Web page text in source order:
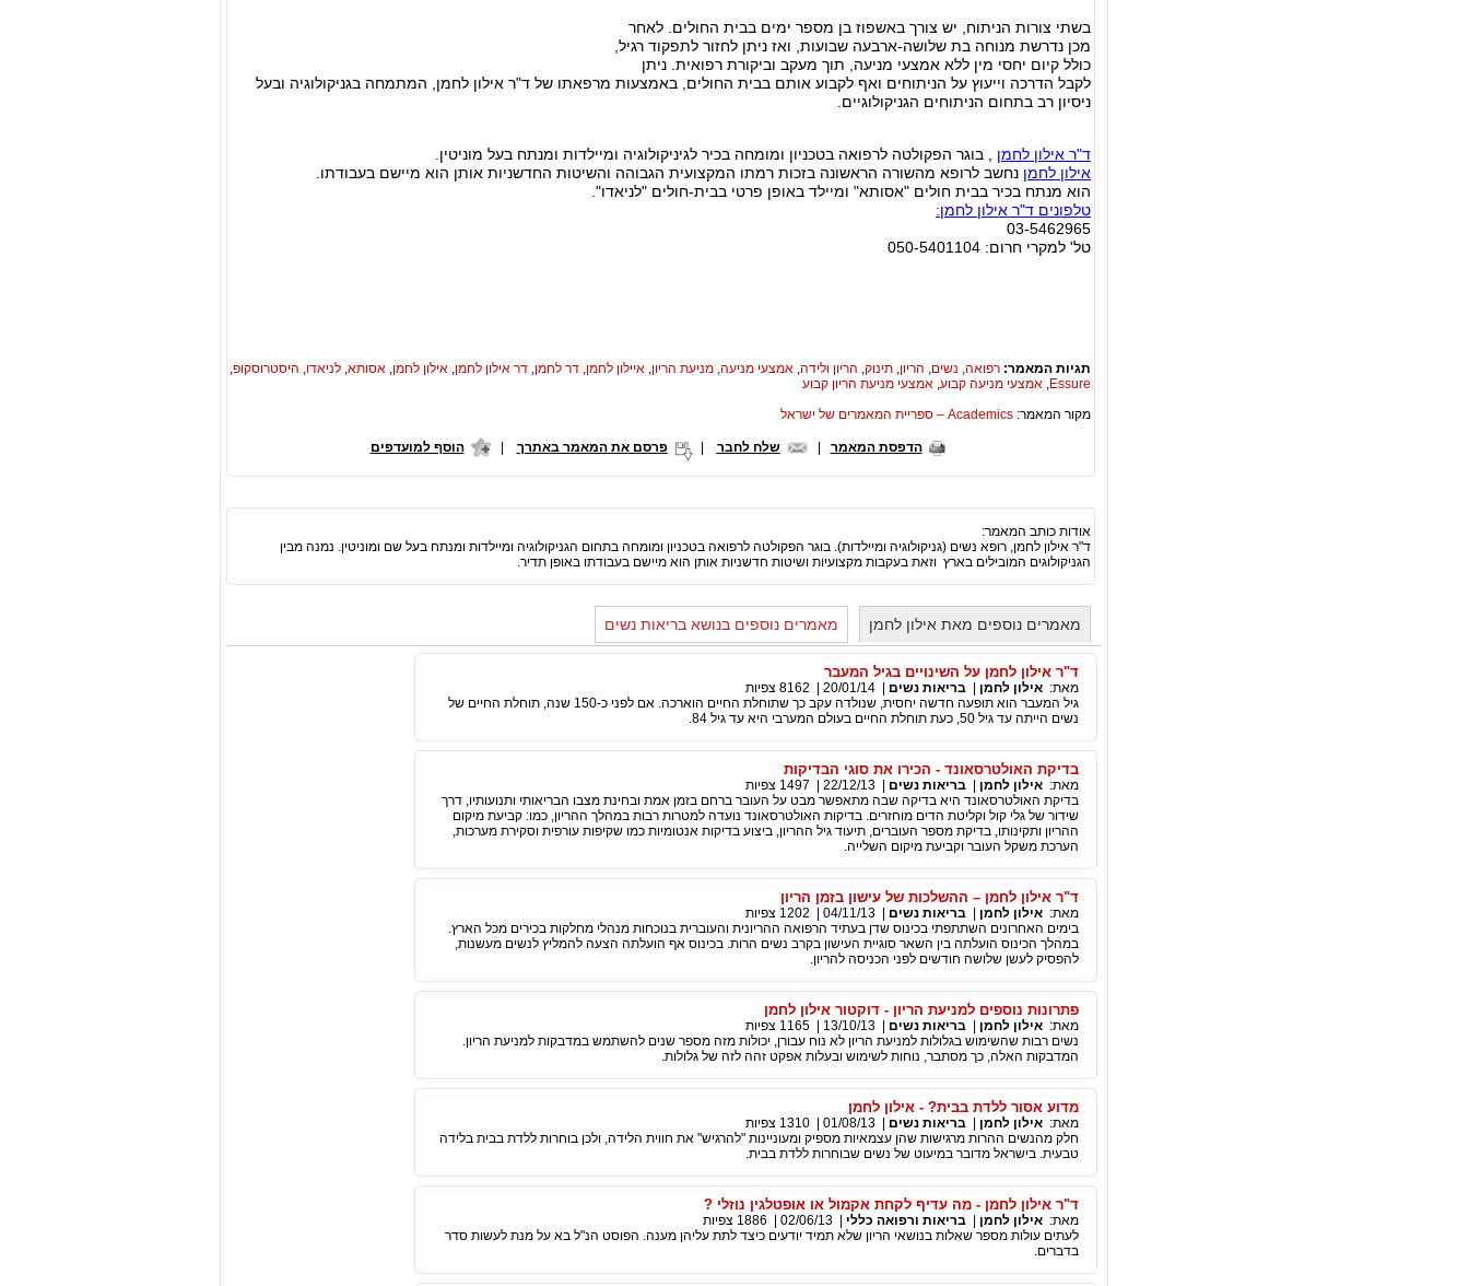
בשתי צורות הניתוח, יש צורך באשפוז בן מספר ימים בבית החולים. לאחר
מכן נדרשת מנוחה בת שלושה-ארבעה שבועות, ואז ניתן לחזור לתפקוד רגיל,
כולל קיום יחסי מין ללא אמצעי מניעה, תוך מעקב וביקורת רפואית. ניתן
לקבל הדרכה וייעוץ על הניתוחים ואף לקבוע אותם בבית החולים, באמצעות מרפאתו של ד"ר אילון לחמן, המתמחה בגניקולוגיה ובעל
ניסיון רב בתחום הניתוחים הגניקולוגיים.
ד"ר אילון לחמן , בוגר הפקולטה לרפואה בטכניון ומומחה בכיר לגיניקולוגיה ומיילדות ומנתח בעל מוניטין.
אילון לחמן נחשב לרופא מהשורה הראשונה בזכות רמתו המקצועית הגבוהה והשיטות החדשניות אותן הוא מיישם בעבודתו.
הוא מנתח בכיר בבית חולים "אסותא" ומיילד באופן פרטי בבית-חולים "לניאדו".
טלפונים ד"ר אילון לחמן:
03-5462965
טל' למקרי חרום: 050-5401104
תגיות המאמר: רפואה, נשים, הריון, תינוק, הריון ולידה, אמצעי מניעה, מניעת הריון, איילון לחמן, דר לחמן, דר אילון לחמן, אילון לחמן, אסותא, לניאדו, היסטרוסקופ,
Essure
, אמצעי מניעה קבוע, אמצעי מניעת הריון קבוע
מקור המאמר: Academics – ספריית המאמרים של ישראל
הדפסת המאמר שלח לחבר פרסם את המאמר באתרך | הוסף למועדפים
אודות כותב המאמר:
ד"ר אילון לחמן, רופא נשים (גניקולוגיה ומיילדות). בוגר הפקולטה לרפואה בטכניון ומומחה בתחום הגניקולוגיה ומיילדות ומנתח בעל שם ומוניטין. נמנה מבין
הגניקולוגים המובילים בארץ וזאת בעקבות מקצועיות ושיטות חדשניות אותן הוא מיישם בעבודתו באופן תדיר.
מאמרים נוספים מאת אילון לחמן מאמרים נוספים בנושא בריאות נשים
ד"ר אילון לחמן על השינויים בגיל המעבר
מאת: אילון לחמן בריאות נשים 20/01/14
8162 צפיות
גיל המעבר הוא תופעה חדשה יחסית, שנולדה עקב כך שתוחלת החיים הוארכה. אם לפני כ-150 שנה, תוחלת החיים של
נשים הייתה עד גיל 50, כעת תוחלת החיים בעולם המערבי היא עד גיל 84.
בדיקת האולטרסאונד - הכירו את סוגי הבדיקות
מאת: אילון לחמן בריאות נשים 22/12/13
1497 צפיות
בדיקת האולטרסאונד היא בדיקה שבה מתאפשר מבט על העובר ברחם בזמן אמת ובחינת מצבו הבריאותי ותנועותיו, דרך
שידור של גלי קול וקליטת הדים מוחזרים. בדיקות האולטרסאונד נועדה למטרות רבות במהלך ההריון, כמו: קביעת מיקום
ההריון ותקינותו, בדיקת מספר העוברים, תיעוד גיל ההריון, ביצוע בדיקות אנטומיות כמו שקיפות עורפית וסקירת מערכות,
הערכת משקל העובר וקביעת מיקום השלייה.
ד"ר אילון לחמן – ההשלכות של עישון בזמן הריון
מאת: אילון לחמן בריאות נשים 04/11/13
1202 צפיות
בימים האחרונים השתתפתי בכינוס שדן בעתיד הרפואה ההריונית והעוברית בנוכחות מנהלי מחלקות בכירים מכל הארץ.
במהלך הכינוס הועלתה בין השאר סוגיית העישון בקרב נשים הרות. בכינוס אף הועלתה הצעה להמליץ לנשים מעשנות,
להפסיק לעשן שלושה חודשים לפני הכניסה להריון.
פתרונות נוספים למניעת הריון - דוקטור אילון לחמן
מאת: אילון לחמן בריאות נשים 13/10/13
1165 צפיות
נשים רבות שהשימוש בגלולות למניעת הריון לא נוח עבורן, יכולות מזה מספר שנים להשתמש במדבקות למניעת הריון.
המדבקות האלה, כך מסתבר, נוחות לשימוש ובעלות אפקט זהה לזה של גלולות.
מדוע אסור ללדת בבית? - אילון לחמן
מאת: אילון לחמן בריאות נשים 01/08/13
1310 צפיות
חלק מהנשים ההרות מרגישות שהן עצמאיות מספיק ומעוניינות "להרגיש" את חווית הלידה, ולכן בוחרות ללדת בבית בלידה
טבעית. בישראל מדובר במיעוט של נשים שבוחרות ללדת בבית.
ד"ר אילון לחמן - מה עדיף לקחת אקמול או אופטלגין נוזלי ?
מאת: אילון לחמן בריאות ורפואה כללי 02/06/13
1886 צפיות
לעתים עולות מספר שאלות בנושאי הריון שלא תמיד יודעים כיצד לתת עליהן מענה. הפוסט הנ"ל בא על מנת לעשות סדר
בדברים.